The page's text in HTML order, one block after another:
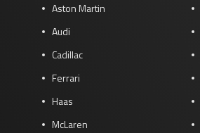
Aston Martin
Audi
Cadillac
Ferrari
Haas
McLaren